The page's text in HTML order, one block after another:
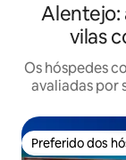
Alentejo:
vilas
Os hóspedes
avaliadas por
Preferido dos
Preferido dos